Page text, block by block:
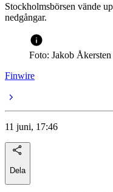
Stockholmsbörsen vände
nedgångar.
Foto: Jakob
Finwire
11 juni, 17:46
Dela